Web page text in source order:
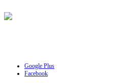
Google Plus
Facebook